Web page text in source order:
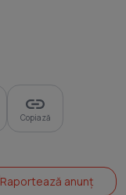
Copiază
Raportează anunț